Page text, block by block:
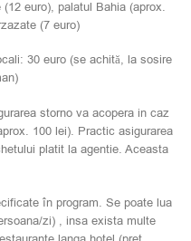
euro), palatul Bahia (aprox.
(7 euro)
30 euro (se achită, la sosire
storno va acopera in caz
100 lei). Practic asigurarea
platit la agentie. Aceasta
în program. Se poate lua
zi) , insa exista multe